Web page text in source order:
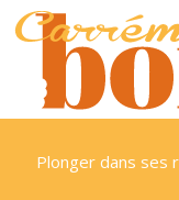
Plonger dans ses